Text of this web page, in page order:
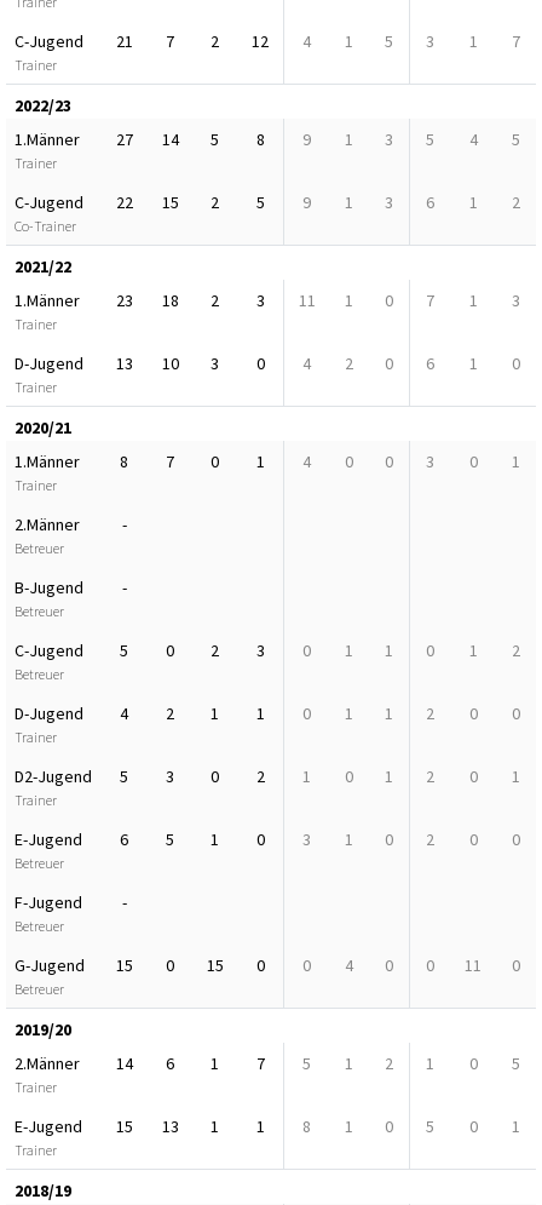
C-Jugend
Trainer
21 7 2 12 4 1 5 3 1 7
2022/23
1.Männer
Trainer
27 14 5 8 9 1 3 5 4 5
C-Jugend
Co-Trainer
22 15 2 5 9 1 3 6 1 2
2021/22
1.Männer
Trainer
23 18 2 3 11 1 0 7 1 3
D-Jugend
Trainer
13 10 3 0 4 2 0 6 1 0
2020/21
1.Männer
Trainer
8 7 0 1 4 0 0 3 0 1
2.Männer
Betreuer
-
B-Jugend
Betreuer
-
C-Jugend
Betreuer
5 0 2 3 0 1 1 0 1 2
D-Jugend
Trainer
4 2 1 1 0 1 1 2 0 0
D2-Jugend
Trainer
5 3 0 2 1 0 1 2 0 1
E-Jugend
Betreuer
6 5 1 0 3 1 0 2 0 0
F-Jugend
Betreuer
-
G-Jugend
Betreuer
15 0 15 0 0 4 0 0 11 0
2019/20
2.Männer
Trainer
14 6 1 7 5 1 2 1 0 5
E-Jugend
Trainer
15 13 1 1 8 1 0 5 0 1
2018/19